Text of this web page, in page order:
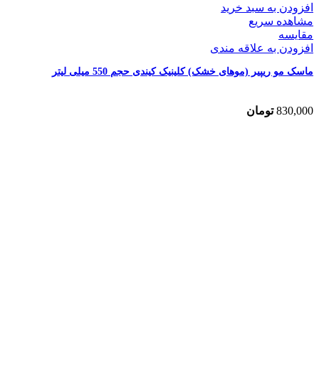
افزودن به سبد خرید
مشاهده سریع
مقایسه
افزودن به علاقه مندی
ماسک مو ریپیر (موهای خشک) کلینیک کیندی حجم 550 میلی لیتر
830,000 تومان